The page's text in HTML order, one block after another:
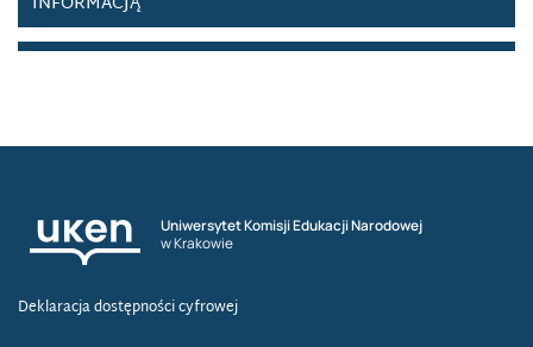
SYSTEM OŚWIATY PUBLICZNEJ A BEZPIECZEŃSTWO
INFORMACYJNE
SYSTEM ZAUFANIA SPOŁECZNEGO
Uniwersytet Komisji Edukacji Narodowej
w Krakowie
Deklaracja dostępności cyfrowej